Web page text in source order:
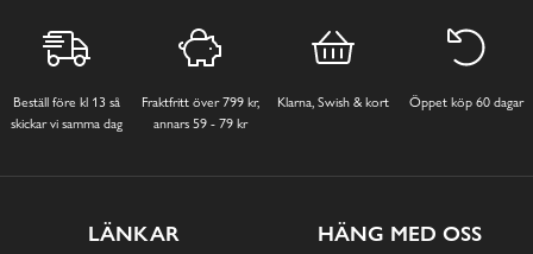
Beställ före kl 13 så
skickar vi samma dag
Fraktfritt över 799 kr,
annars 59 - 79 kr
Klarna, Swish & kort Öppet köp 60 dagar
LÄNKAR HÄNG MED OSS